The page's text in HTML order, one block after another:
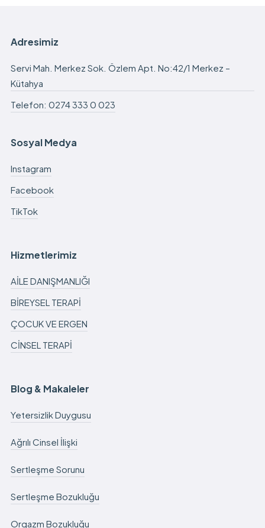
Adresimiz
Servi Mah. Merkez Sok. Özlem Apt. No:42/1 Merkez –
Kütahya
Telefon: 0274 333 0 023
Sosyal Medya
Instagram
Facebook
TikTok
Hizmetlerimiz
AİLE DANIŞMANLIĞI
BİREYSEL TERAPİ
ÇOCUK VE ERGEN
CİNSEL TERAPİ
Blog & Makaleler
Yetersizlik Duygusu
Ağrılı Cinsel İlişki
Sertleşme Sorunu
Sertleşme Bozukluğu
Orgazm Bozukluğu